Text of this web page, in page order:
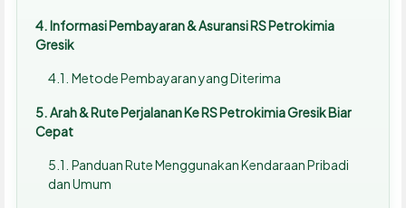
Informasi Pembayaran & Asuransi RS Petrokimia
Gresik
Metode Pembayaran yang Diterima
Arah & Rute Perjalanan Ke RS Petrokimia Gresik Biar
Cepat
Panduan Rute Menggunakan Kendaraan Pribadi
dan Umum